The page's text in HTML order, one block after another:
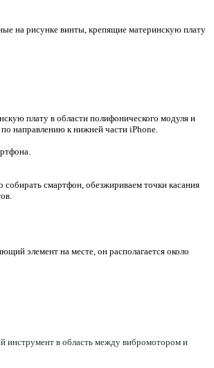
на рисунке винты, крепящие материнскую плату
плату в области полифонического модуля и
по направлению к нижней части iPhone
собирать смартфон, обезжириваем точки касания
элемент на месте, он располагается около
инструмент в область между вибромотором и